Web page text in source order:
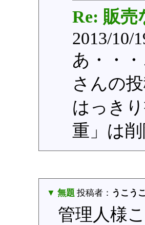
Re: 販売
2013/10/
あ・・
さんの
はっき
重」は
▼ 無題 投稿者： うこうこ
管理人様